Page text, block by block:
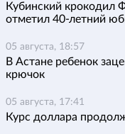
Кубинский крокодил
отметил 40-летний
05 августа, 18:57
В Астане ребенок
крючок
05 августа, 17:41
Курс доллара